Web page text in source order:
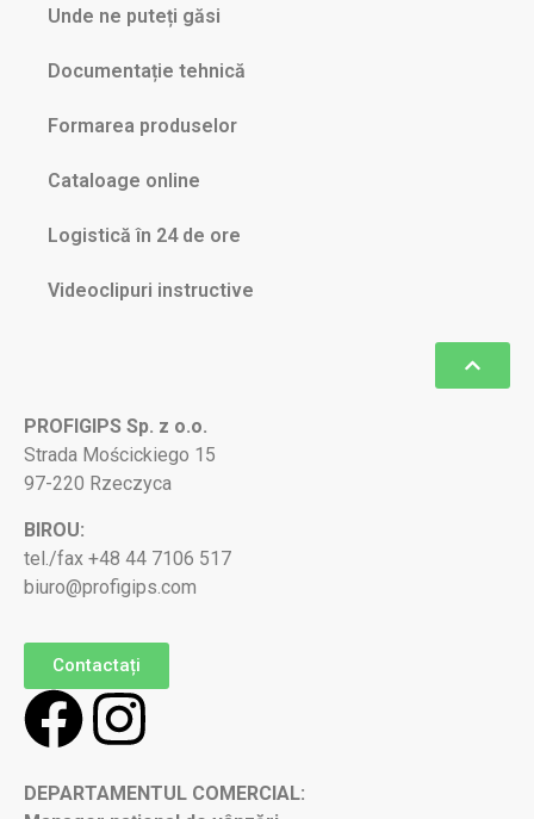
Unde ne puteți găsi
Documentație tehnică
Formarea produselor
Cataloage online
Logistică în 24 de ore
Videoclipuri instructive
PROFIGIPS Sp. z o.o.
Strada Mościckiego 15
97-220 Rzeczyca
BIROU:
tel./fax +48 44 7106 517
biuro@profigips.com
Contactați
DEPARTAMENTUL COMERCIAL: